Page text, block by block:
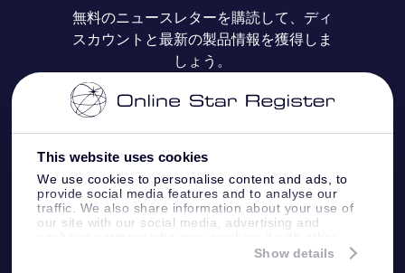
This website uses cookies
We use cookies to personalise content and ads, to
provide social media features and to analyse our
traffic. We also share information about your use of
our site with our social media, advertising and
information that you’ve provided to them or that
Show details
レビュー
OSR ギフトカード
法人ギフト
カスタマイズされたStar Page
One Million Stars
OSR Starsaver
星間飛行VRアプリ
お支払いに関する情報
配送に関する情報
返品ポリシ
星座
無料のニュースレターを購読して、ディ
スカウントと最新の製品情報を獲得しま
しょう。